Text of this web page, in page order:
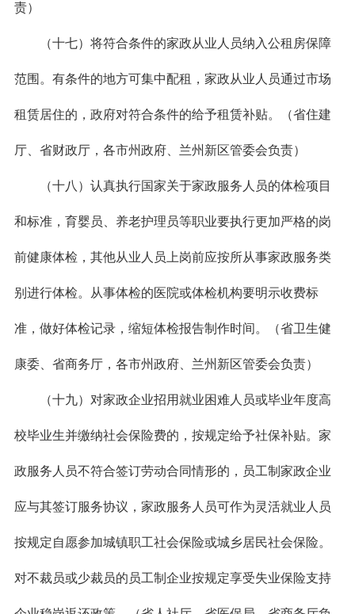
责）
（十七）将符合条件的家政从业人员纳入公租房保障
范围。有条件的地方可集中配租，家政从业人员通过市场
租赁居住的，政府对符合条件的给予租赁补贴。（省住建
厅、省财政厅，各市州政府、兰州新区管委会负责）
（十八）认真执行国家关于家政服务人员的体检项目
和标准，育婴员、养老护理员等职业要执行更加严格的岗
前健康体检，其他从业人员上岗前应按所从事家政服务类
别进行体检。从事体检的医院或体检机构要明示收费标
准，做好体检记录，缩短体检报告制作时间。（省卫生健
康委、省商务厅，各市州政府、兰州新区管委会负责）
（十九）对家政企业招用就业困难人员或毕业年度高
校毕业生并缴纳社会保险费的，按规定给予社保补贴。家
政服务人员不符合签订劳动合同情形的，员工制家政企业
应与其签订服务协议，家政服务人员可作为灵活就业人员
按规定自愿参加城镇职工社会保险或城乡居民社会保险。
对不裁员或少裁员的员工制企业按规定享受失业保险支持